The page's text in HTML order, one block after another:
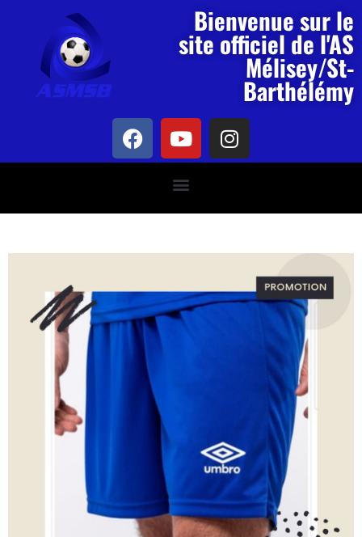
Bienvenue sur le
site officiel de l'AS
Mélisey/St-
Barthélémy